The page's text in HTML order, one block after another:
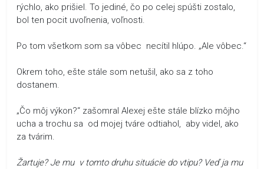
rýchlo, ako prišiel. To jediné, čo po celej spúšti zostalo,
bol ten pocit uvoľnenia, voľnosti.
Po tom všetkom som sa vôbec necítil hlúpo. „Ale vôbec.“
Okrem toho, ešte stále som netušil, ako sa z toho
dostanem.
„Čo môj výkon?“ zašomral Alexej ešte stále blízko môjho
ucha a trochu sa od mojej tváre odtiahol, aby videl, ako
za tvárim.
Žartuje? Je mu v tomto druhu situácie do vtipu? Veď ja mu